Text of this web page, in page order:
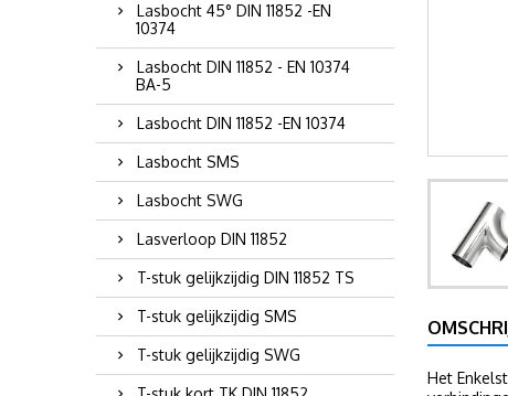
Lasbocht 45° DIN 11852 -EN
10374
Lasbocht DIN 11852 - EN 10374
BA-5
Lasbocht DIN 11852 -EN 10374
Lasbocht SMS
Lasbocht SWG
Lasverloop DIN 11852
T-stuk gelijkzijdig DIN 11852 TS
T-stuk gelijkzijdig SMS
T-stuk gelijkzijdig SWG
Het